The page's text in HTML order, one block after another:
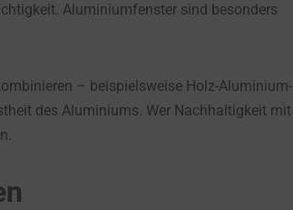
Aluminiumfenster sind besonders
– beispielsweise Holz-Aluminium-
des Aluminiums. Wer Nachhaltigkeit mit